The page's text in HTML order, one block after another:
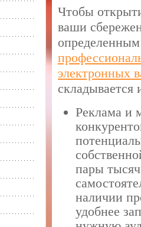
Чтобы
ваши
определенным
электронных
Реклама и
пары
наличии
удобнее